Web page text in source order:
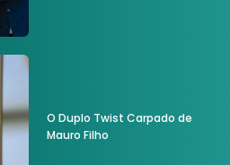
O Duplo Twist Carpado de
Mauro Filho